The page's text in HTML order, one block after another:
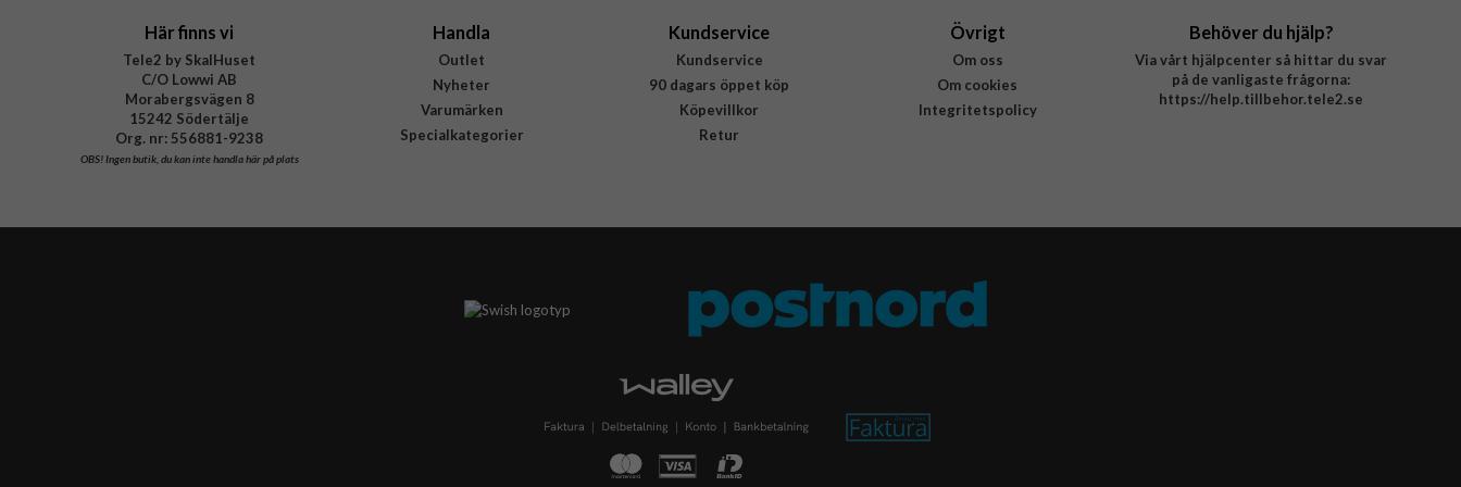
Här finns vi
Tele2 by SkalHuset
C/O Lowwi AB
Morabergsvägen 8
15242 Södertälje
Org. nr: 556881-9238
OBS!Ingen butik, du kan inte handla här på plats
Handla
Outlet
Nyheter
Varumärken
Specialkategorier
Kundservice
Kundservice
90 dagars öppet köp
Köpevillkor
Retur
Övrigt
Om oss
Om cookies
Integritetspolicy
Behöver du hjälp?
Via vårt hjälpcenter så hittar du svar
på de vanligaste frågorna:
https://help.tillbehor.tele2.se